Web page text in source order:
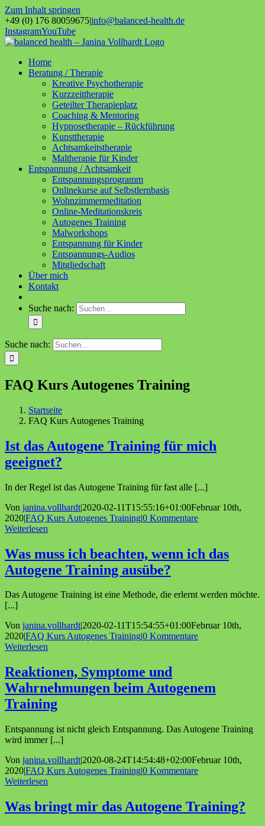
Zum Inhalt springen
+49 (0) 176 80059675|info@balanced-health.de
InstagramYouTube
Home
Beratung / Therapie
Kreative Psychotherapie
Kurzzeittherapie
Geteilter Therapieplatz
Coaching & Mentoring
Hypnosetherapie – Rückführung
Kunsttherapie
Achtsamkeitstherapie
Maltherapie für Kinder
Entspannung / Achtsamkeit
Entspannungsprogramm
Onlinekurse auf Selbstlernbasis
Wohnzimmermeditation
Online-Meditationskreis
Autogenes Training
Malworkshops
Entspannung für Kinder
Entspannungs-Audios
Mitgliedschaft
Über mich
Kontakt
Suche nach:
Suche nach:
FAQ Kurs Autogenes Training
Startseite
FAQ Kurs Autogenes Training
Ist das Autogene Training für mich
geeignet?
In der Regel ist das Autogene Training für fast alle [...]
Von janina.vollhardt|2020-02-11T15:55:16+01:00Februar 10th,
2020|FAQ Kurs Autogenes Training|0 Kommentare
Weiterlesen
Was muss ich beachten, wenn ich das
Autogene Training ausübe?
Das Autogene Training ist eine Methode, die erlernt werden möchte.
[...]
Von janina.vollhardt|2020-02-11T15:54:55+01:00Februar 10th,
2020|FAQ Kurs Autogenes Training|0 Kommentare
Weiterlesen
Reaktionen, Symptome und
Wahrnehmungen beim Autogenem
Training
Entspannung ist nicht gleich Entspannung. Das Autogene Training
wird immer [...]
Von janina.vollhardt|2020-08-24T14:54:48+02:00Februar 10th,
2020|FAQ Kurs Autogenes Training|0 Kommentare
Weiterlesen
Was bringt mir das Autogene Training?